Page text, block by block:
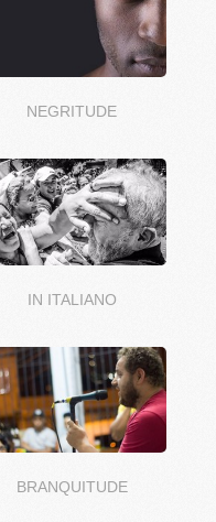
NEGRITUDE
IN ITALIANO
BRANQUITUDE